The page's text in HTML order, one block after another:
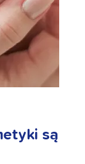
są